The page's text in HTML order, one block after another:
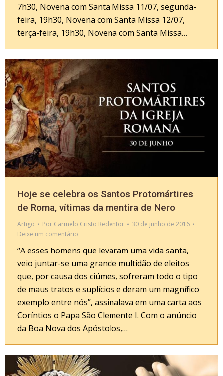
7h30, Novena com Santa Missa 11/07, segunda-
feira, 19h30, Novena com Santa Missa 12/07,
terça-feira, 19h30, Novena com Santa Missa…
Hoje se celebra os Santos Protomártires
de Roma, vítimas da mentira de Nero
Artigo Por Carmelo Cristo Redentor
30 de junho de 2016
Deixe um comentário
“A esses homens que levaram uma vida santa,
veio juntar-se uma grande multidão de eleitos
que, por causa dos ciúmes, sofreram todo o tipo
de maus tratos e suplícios e deram um magnífico
exemplo entre nós”, assinalava em uma carta aos
Coríntios o Papa São Clemente I. Com o anúncio
da Boa Nova dos Apóstolos,…